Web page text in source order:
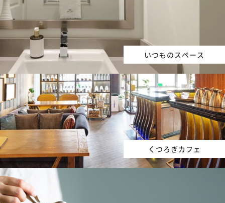
いつものスペース
くつろぎカフェ